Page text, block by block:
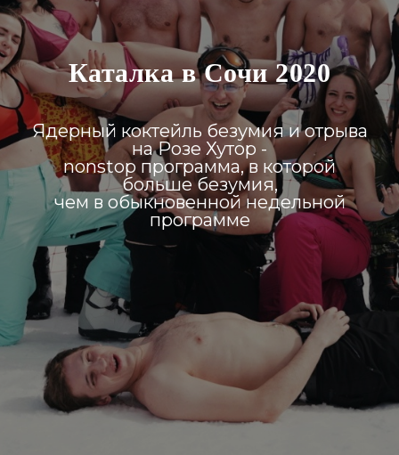
Каталка в Сочи 2020
Ядерный коктейль безумия и отрыва
на Розе Хутор -
nonstop программа, в которой
больше безумия,
чем в обыкновенной недельной
программе